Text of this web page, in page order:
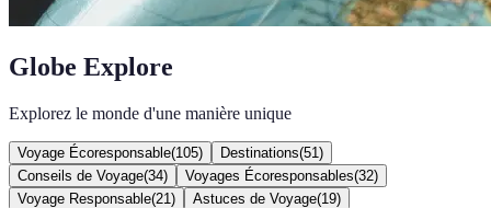
Globe Explore
Explorez le monde d'une manière unique
Voyage Écoresponsable(105) Destinations(51 )
Conseils de Voyage(34) Voyages Écoresponsables(32)
Voyage Responsable(21 ) Astuces de Voyage(19)